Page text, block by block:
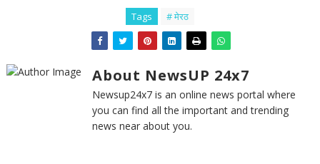
Tags # मेरठ
About NewsUP 24x7
Newsup24x7 is an online news portal where
you can find all the important and trending
news near about you.